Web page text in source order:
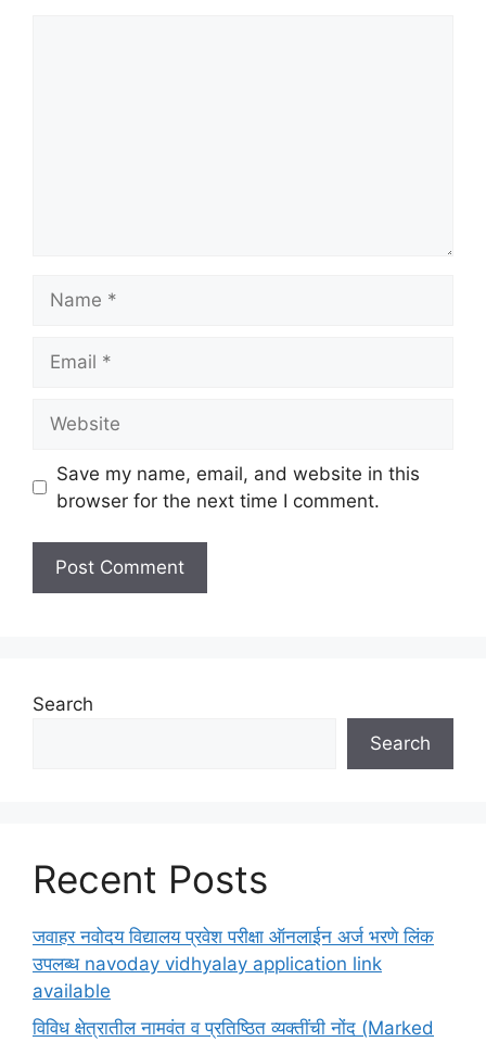
Save my name, email, and website in this
browser for the next time I comment.
Search
Search
Recent Posts
जवाहर नवोदय विद्यालय प्रवेश परीक्षा ऑनलाईन अर्ज भरणे लिंक
उपलब्ध navoday vidhyalay application link
available
विविध क्षेत्रातील नामवंत व प्रतिष्ठित व्यक्तींची नोंद (Marked